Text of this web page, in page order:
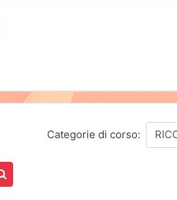
Categorie di corso:
Cerca corsi